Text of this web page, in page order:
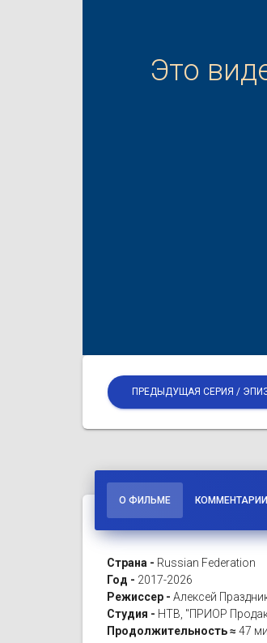
Это
ПРЕДЫДУЩАЯ СЕРИЯ /
О ФИЛЬМЕ КОММЕНТАРИИ
Страна - Russian Federation
Год - 2017-2026
Режиссер - Алексей
Студия - НТВ, "ПРИОР
Продолжительность ≈ 47